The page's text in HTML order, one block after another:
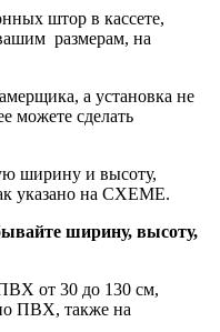
штор в кассете,
размерам, на
а установка не
можете сделать
ширину и высоту,
указано на СХЕМЕ.
ширину, высоту,
от 30 до 130 см,
ПВХ, также на